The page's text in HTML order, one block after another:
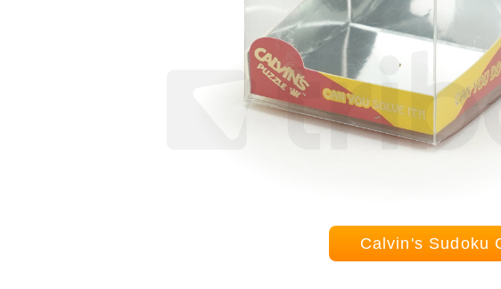
Calvin's Sudoku